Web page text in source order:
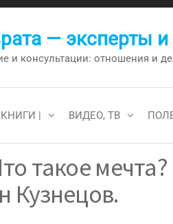
— эксперты
консультации: отношения и
КНИГИ | ВИДЕО, ТВ
такое
Кузнецов.